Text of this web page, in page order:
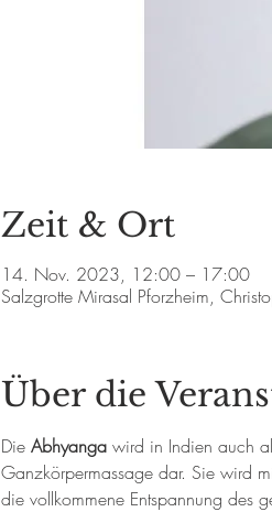
Zeit & Ort
14. Nov. 2023, 12:00 – 17:00
Salzgrotte Mirasal Pforzheim,
Über die
Die Abhyanga wird in Indien auch
Ganzkörpermassage dar. Sie wird
die vollkommene Entspannung des